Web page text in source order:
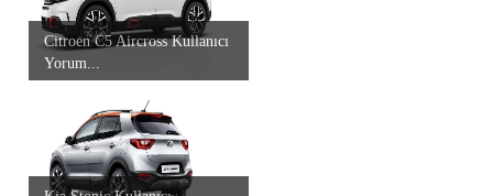
Citroen C5 Aircross Kullanıcı
Yorum...